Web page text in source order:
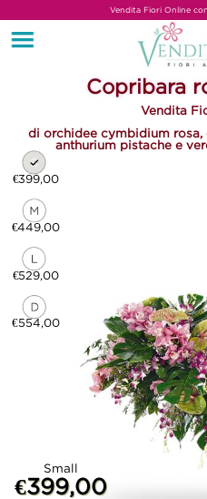
Vendita Fiori Online
Copribara
Vendita
di orchidee cymbidium rosa,
anthurium pistache e
€399,00
€449,00
€529,00
€554,00
Small
€399,00